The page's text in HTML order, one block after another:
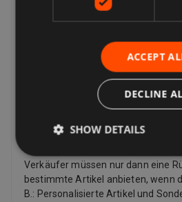
Tag zu stornieren, an dem Sie die
bestellte Ware erhalten, oder ein
Dies gilt für alle Produkte mit
Artikeln (z. B. digitaler Musik), die
Bestätigung zur Verfügung gestellt
andere Artikel wie Video, DVD,
Sinnlichkeitsprodukte und
der Artikel verwendet wurde nicht
Rückerstattungen
Verkäufer müssen nur dann eine
bestimmte Artikel anbieten, wenn
B.: Personalisierte Artikel und
ACCEPT
DECLINE
SHOW DETAILS